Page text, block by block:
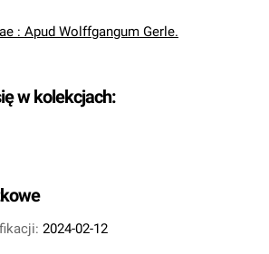
: Apud Wolffgangum Gerle.
w kolekcjach:
2024-02-12